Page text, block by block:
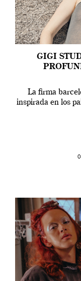
GIGI
La firma
inspirada en los